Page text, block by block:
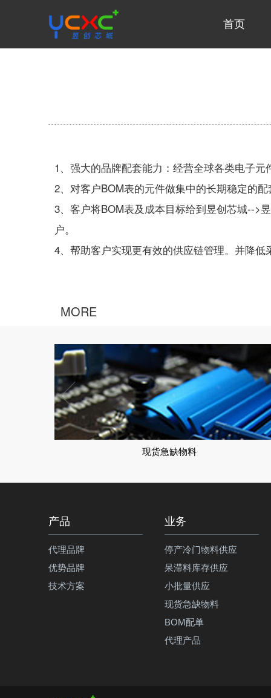
首页
1、强大的品牌配套能力：经营全球各类电子元
2、对客户BOM表的元件做集中的长期稳定的
3、客户将BOM表及成本目标给到昱创芯城-->
户。
4、帮助客户实现更有效的供应链管理。并降
MORE
小批量供应
产品
代理品牌
优势品牌
技术方案
业务
停产冷门物料供应
呆滞料库存供应
小批量供应
现货急缺物料
BOM配单
代理产品